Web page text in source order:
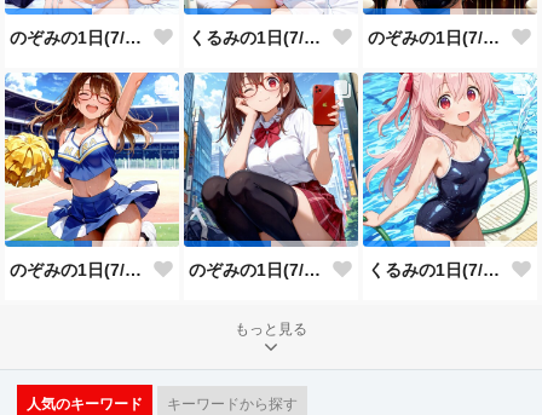
のぞみの1日(7/27投稿分) くるみの1日(7/26投稿分) のぞみの1日(7/25投稿分)
のぞみの1日(7/24投稿分) のぞみの1日(7/23投稿分) くるみの1日(7/22投稿分)
もっと見る
人気のキーワード キーワードから探す